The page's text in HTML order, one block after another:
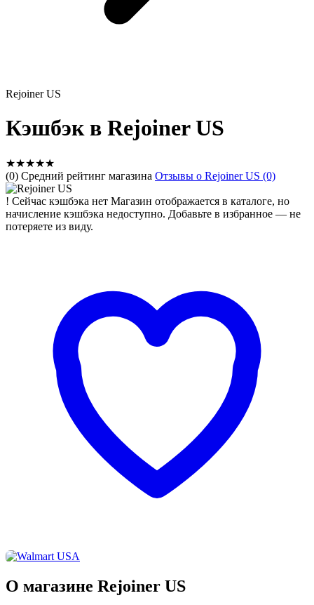
Rejoiner US
Кэшбэк в Rejoiner US
★★★★★
(0) Средний рейтинг магазина Отзывы о Rejoiner US (0)
! Сейчас кэшбэка нет Магазин отображается в каталоге, но
начисление кэшбэка недоступно. Добавьте в избранное — не
потеряете из виду.
О магазине Rejoiner US